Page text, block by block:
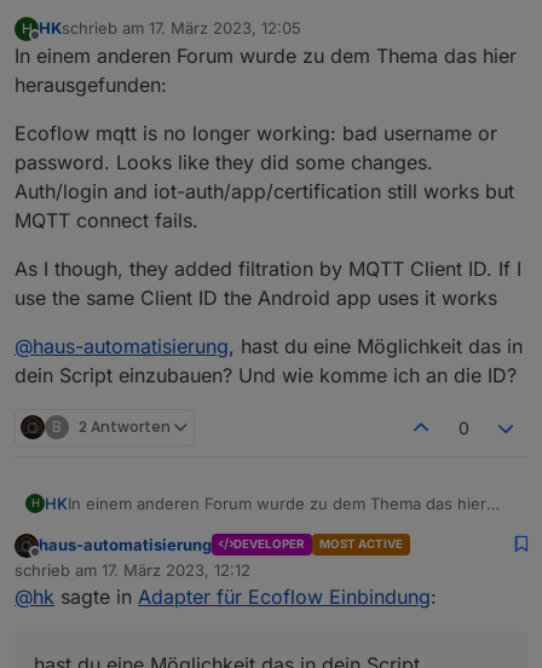
H
Offline
HKschrieb am 17. März 2023, 12:05
zuletzt editiert von
In einem anderen Forum wurde zu dem Thema das hier
herausgefunden:
Ecoflow mqtt is no longer working: bad username or
password. Looks like they did some changes.
Auth/login and iot-auth/app/certification still works but
MQTT connect fails.
As I though, they added filtration by MQTT Client ID. If I
use the same Client ID the Android app uses it works
@haus-automatisierung, hast du eine Möglichkeit das in
dein Script einzubauen? Und wie komme ich an die ID?
B 2 Antworten 0
H HKIn einem anderen Forum wurde zu dem Thema das hier
Ecoflow mqtt is no longer working: bad username or
password. Looks like they did some changes. Auth/login
and iot-auth/app/certification still works but MQTT connect
As I though, they added filtration by MQTT Client ID. If I use
Offline
haus-automatisierung DEVELOPER MOST ACTIVE
schrieb am 17. März 2023, 12:12
zuletzt editiert von
@hk sagte in Adapter für Ecoflow Einbindung: